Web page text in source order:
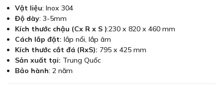
Vật liệu: Inox 304
Độ dày: 3-5mm
Kích thước chậu (Cx R x S ):230 x 820 x 460 mm
Cách lắp đặt: lắp nổi, lắp âm
Kích thước cắt đá (RxS): 795 x 425 mm
Sản xuất tại: Trung Quốc
Bảo hành: 2 năm